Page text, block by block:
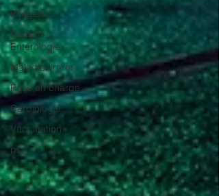
Imagerie
Gastro-
Entérologie
Maladies rares
Prise en charge
Cardiologie
Vaccination
ps